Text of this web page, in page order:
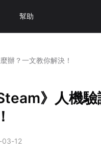
幫助
辦？一文教你解決！
Steam》人機
03-12